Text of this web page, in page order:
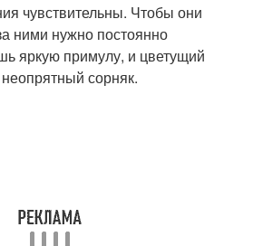
чувствительны. Чтобы они
ними нужно постоянно
яркую примулу, и цветущий
сорняк.